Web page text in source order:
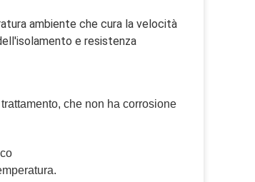
ambiente che cura la velocità
e resistenza
che non ha corrosione